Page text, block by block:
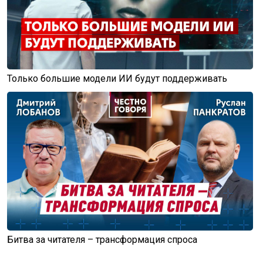
Только большие модели ИИ будут поддерживать
Битва за читателя – трансформация спроса